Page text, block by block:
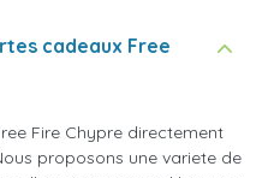
cadeaux Free
Fire Chypre directement
proposons une variete de